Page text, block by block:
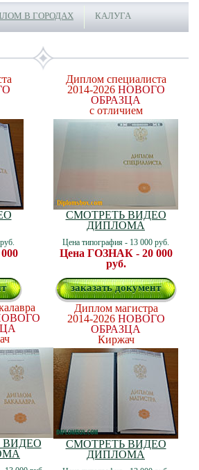
В ГОРОДАХ КАЛУГА
Диплом специалиста
2014-2026 НОВОГО
ОБРАЗЦА
с отличием
СМОТРЕТЬ ВИДЕО
ДИПЛОМА
Цена типография - 13 000 руб.
Цена ГОЗНАК - 20 000
руб.
заказать документ
ВИДЕО
Диплом магистра
2014-2026 НОВОГО
ОБРАЗЦА
Киржач
СМОТРЕТЬ ВИДЕО
ДИПЛОМА